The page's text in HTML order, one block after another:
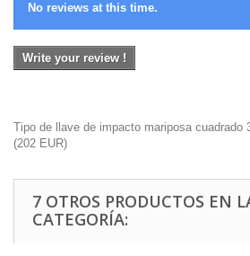
No reviews at this time.
Write your review !
Tipo de llave de impacto mariposa cuadrado
(202 EUR)
7 OTROS PRODUCTOS EN
CATEGORÍA: